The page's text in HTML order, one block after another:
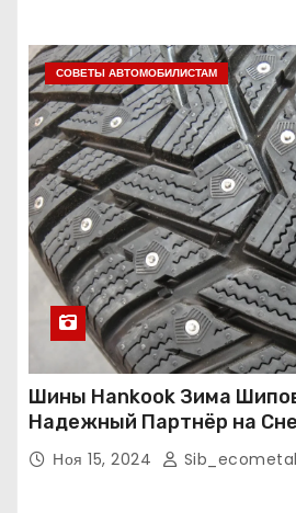
СОВЕТЫ АВТОМОБИЛИСТАМ
Шины Hankook Зима
Надежный Партнёр на
Ноя 15, 2024 Sib_ecometal